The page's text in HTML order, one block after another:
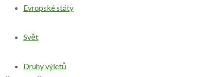
Evropské státy
Svět
Druhy výletů